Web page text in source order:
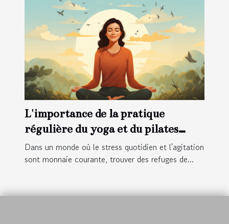
L'importance de la pratique
régulière du yoga et du pilates
pour le bien-être physique et
mental
Dans un monde où le stress quotidien et l'agitation
sont monnaie courante, trouver des refuges de...